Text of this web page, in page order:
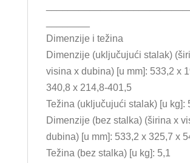
Dimenzije i težina
Dimenzije (uključujući stalak)
visina x dubina) [u mm]: 533,2 x
340,8 x 214,8-401,5
Težina (uključujući stalak) [u kg]:
Dimenzije (bez stalka) (širina x
dubina) [u mm]: 533,2 x 325,7 x
Težina (bez stalka) [u kg]: 5,1